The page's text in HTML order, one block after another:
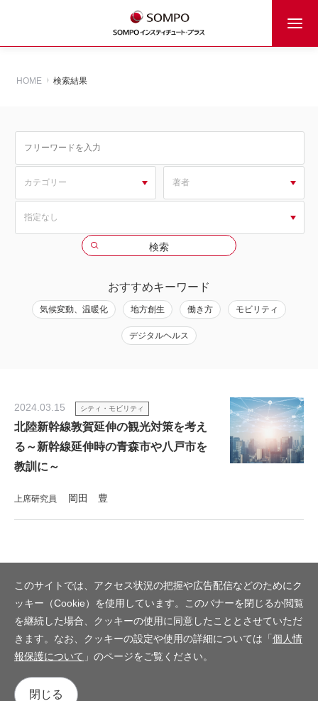
HOME 検索結果
おすすめキーワード
気候変動、温暖化 地方創生 働き方 モビリティ
デジタルヘルス
2024.03.15 シティ・モビリティ
北陸新幹線敦賀延伸の観光対策を考え
る～新幹線延伸時の青森市や八戸市を
教訓に～
上席研究員 岡田 豊
このサイトでは、アクセス状況の把握や広告配信などのためにク
ッキー（Cookie）を使用しています。このバナーを閉じるか閲覧
を継続した場合、クッキーの使用に同意したこととさせていただ
きます。なお、クッキーの設定や使用の詳細については「個人情
報保護について 」のページをご覧ください。
閉じる